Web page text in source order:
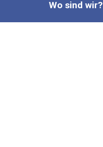
Wo sind wir?